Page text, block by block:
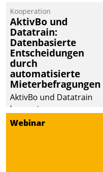
operativen
Instandhaltung in die
SAP-Systemlandschaft
deutscher
Wohnungsunternehmen
– und beschleunigt damit
den Weg vom
Mieteranliegen zum
Dienstleisterauftrag.
Kooperation
AktivBo und
Datatrain:
Datenbasierte
Entscheidungen
durch
automatisierte
Mieterbefragungen
AktivBo und Datatrain
kooperieren –
Immobilienunternehmen
Webinar